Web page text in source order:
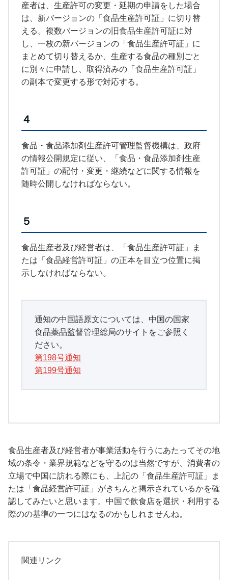
産者は、生産許可の変更・延期の申請をした場合
は、新バージョンの「食品生産許可証」に切り替
える。複数バージョンの旧食品生産許可証に対
し、一枚の新バージョンの「食品生産許可証」に
まとめて切り替えるか、生産する食品の種別ごと
に別々に申請し、取得済みの「食品生産許可証」
の副本で変更する形で対応する。
４
食品・食品添加剤生産許可管理監督機構は、政府
の情報公開規定に従い、「食品・食品添加剤生産
許可証」の配付・変更・継続などに関する情報を
随時公開しなければならない。
５
食品生産者及び経営者は、「食品生産許可証」ま
たは「食品経営許可証」の正本を目立つ位置に掲
示しなければならない。
通知の中国語原文については、中国の国家
食品薬品監督管理総局のサイトをご参照く
ださい。
第198号通知
第199号通知
食品生産者及び経営者が事業活動を行うにあたってその地
域の条令・業界規範などを守るのは当然ですが、消費者の
立場で中国に訪れる際にも、上記の「食品生産許可証」ま
たは「食品経営許可証」がきちんと掲示されているかを確
認してみたいと思います。中国で飲食店を選択・利用する
際のの基準の一つにはなるのかもしれませんね。
関連リンク